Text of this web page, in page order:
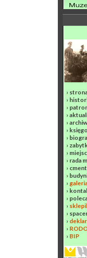
›
›
›
›
›
›
›
›
›
› rada
›
›
›
›
›
›
›
›
›
› BIP